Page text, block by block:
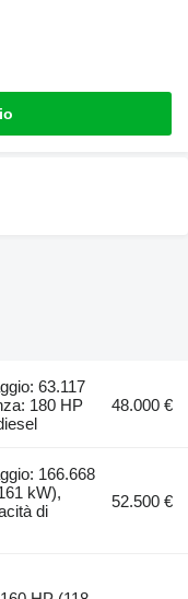
63.117
180 HP
48.000 €
166.668
kW),
di
52.500 €